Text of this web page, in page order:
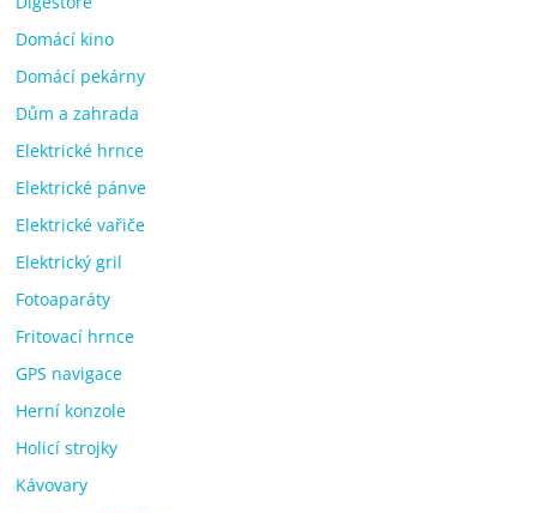
Domácí kino
Domácí pekárny
Dům a zahrada
Elektrické hrnce
Elektrické pánve
Elektrické vařiče
Elektrický gril
Fotoaparáty
Fritovací hrnce
GPS navigace
Herní konzole
Holicí strojky
Kávovary